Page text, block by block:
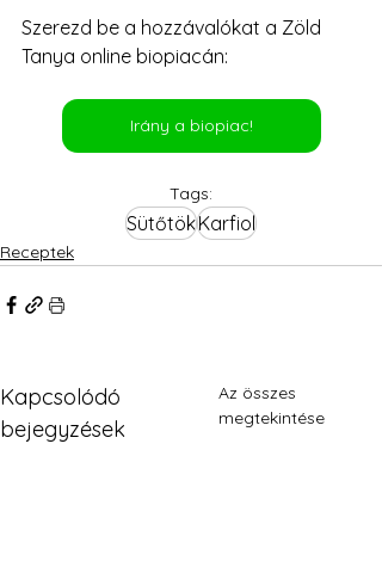
Szerezd be a hozzávalókat a Zöld
Tanya online biopiacán:
Irány a biopiac!
Tags:
SütőtökKarfiol
Receptek
Kapcsolódó
bejegyzések
Az összes
megtekintése